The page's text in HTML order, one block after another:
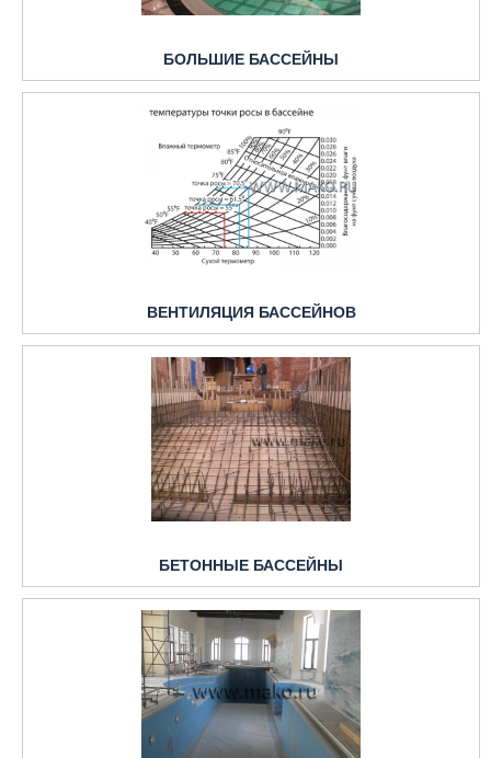
БОЛЬШИЕ БАССЕЙНЫ
ВЕНТИЛЯЦИЯ БАССЕЙНОВ
БЕТОННЫЕ БАССЕЙНЫ